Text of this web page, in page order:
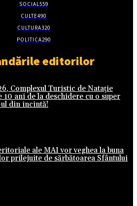
SOCIAL559
CULTE490
CULTURA320
POLITICA290
editorilor
Complexul Turistic de Natație
ani de la deschidere cu o super
din incintă!
ale MAI vor veghea la buna
prilejuite de sărbătoarea Sfântului